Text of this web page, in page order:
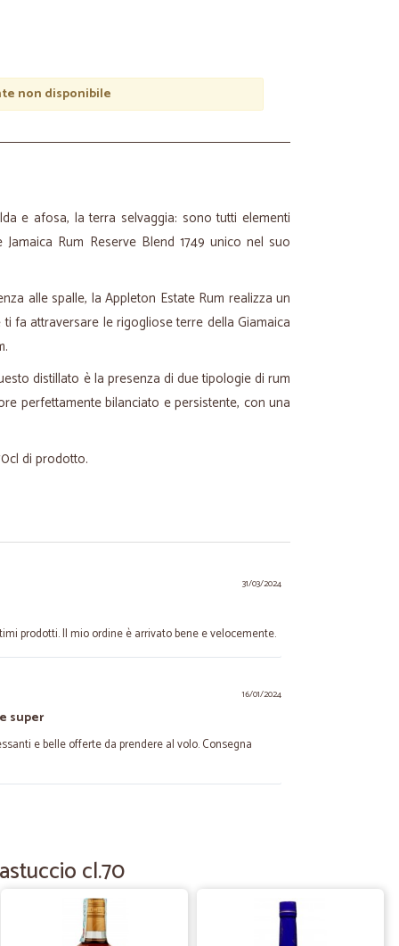
non disponibile
e afosa, la terra selvaggia: sono tutti elementi
Rum Reserve Blend 1749 unico nel suo
alle spalle, la Appleton Estate Rum realizza un
fa attraversare le rigogliose terre della Giamaica
distillato è la presenza di due tipologie di rum
perfettamente bilanciato e persistente, con una
di prodotto.
31/03/2024
prodotti. Il mio ordine è arrivato bene e velocemente.
16/01/2024
super
e belle offerte da prendere al volo. Consegna
12/05/2022
cl.70